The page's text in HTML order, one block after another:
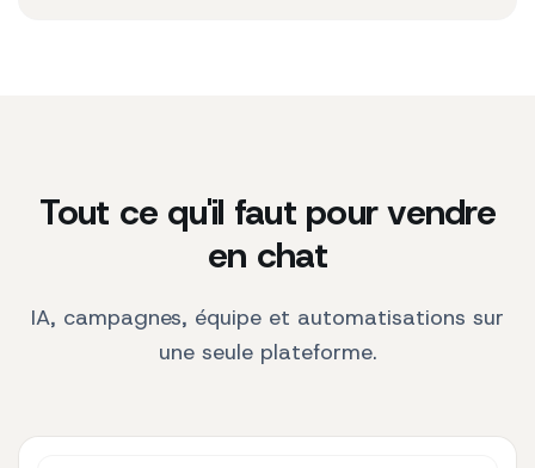
Tout ce qu'il faut pour vendre
en chat
IA, campagnes, équipe et automatisations sur
une seule plateforme.